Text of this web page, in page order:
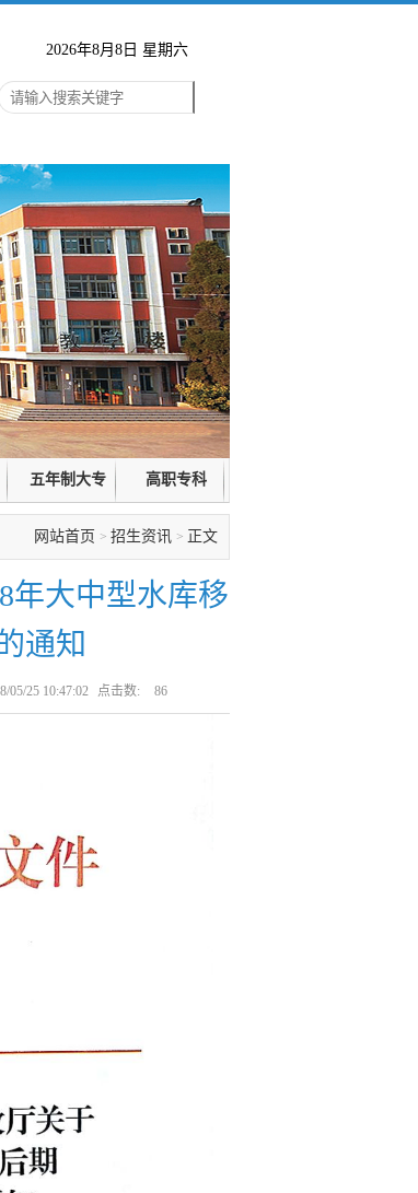
2026年8月8日 星期六
五年制大专 高职专科
网站首页 > 招生资讯 > 正文
年大中型水库移
通知
05/25 10:47:02 点击数: 86